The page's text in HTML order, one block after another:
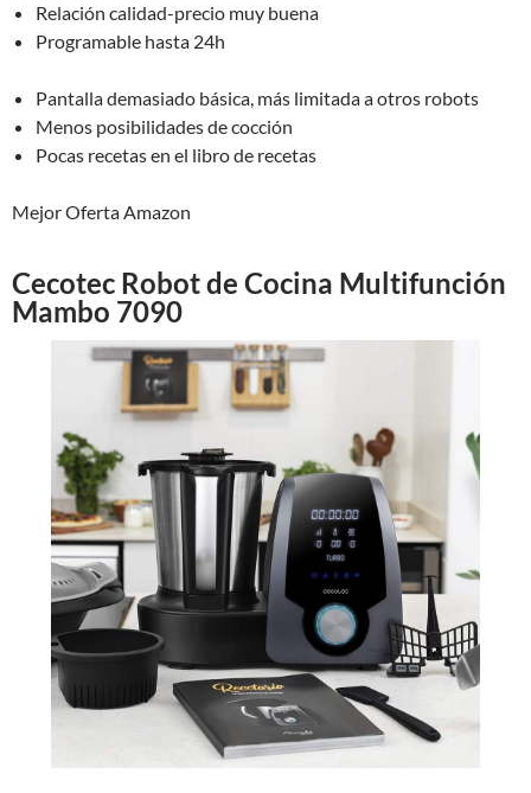
Relación calidad-precio muy buena
Programable hasta 24h
Pantalla demasiado básica, más limitada a otros robots
Menos posibilidades de cocción
Pocas recetas en el libro de recetas
Mejor Oferta Amazon
Cecotec Robot de Cocina Multifunción
Mambo 7090